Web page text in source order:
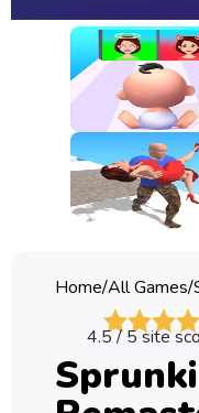
New
Games
All
Games
Classic
Sprunki
Games
Car
Games
Home/All Games/
4.5/ 5 site